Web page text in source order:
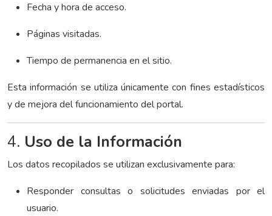
Fecha y hora de acceso.
Páginas visitadas.
Tiempo de permanencia en el sitio.
Esta información se utiliza únicamente con fines estadísticos
y de mejora del funcionamiento del portal.
4. Uso de la Información
Los datos recopilados se utilizan exclusivamente para:
Responder consultas o solicitudes enviadas por el
usuario.